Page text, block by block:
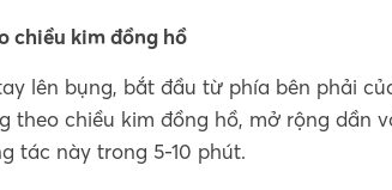
chiều kim đồng hồ
lên bụng, bắt đầu từ phía bên phải
theo chiều kim đồng hồ, mở rộng dần
tác này trong 5-10 phút.